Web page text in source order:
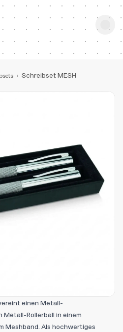
› Schreibset MESH
einen Metall-
Metall-Rollerball in einem
Meshband. Als hochwertiges